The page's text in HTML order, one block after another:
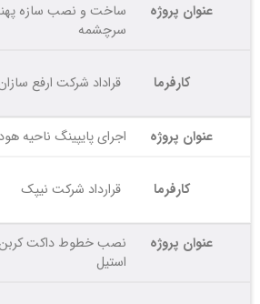
عنوان پروژه
ساخت و نصب سازه
سرچشمه
کارفرما قراداد شرکت ارفع
عنوان پروژه اجرای پایپینگ
کارفرما قرارداد شرکت نیپک
عنوان پروژه
نصب خطوط داکت کربن
استیل